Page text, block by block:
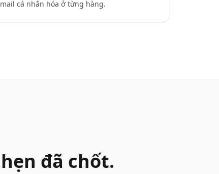
cá nhân hóa ở từng hàng.
đã chốt.